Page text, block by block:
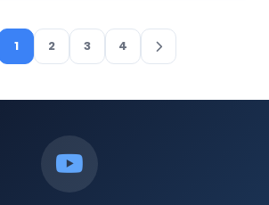
1 2 3 4